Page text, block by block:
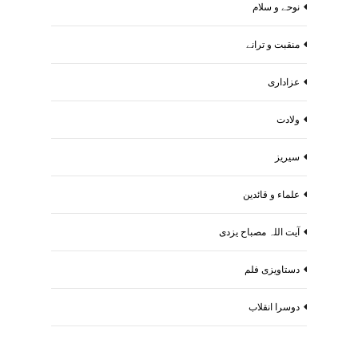
نوحے و سلام
منقبت و ترانے
عزاداری
ولادت
سیریز
علماء و قائدین
آیت اللہ مصباح یزدی
دستاویزی فلم
دوسرا انقلاب